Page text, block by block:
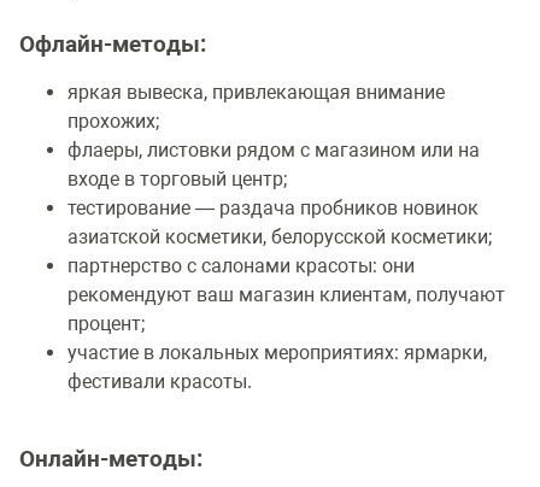
Офлайн-методы:
яркая вывеска, привлекающая внимание
прохожих;
флаеры, листовки рядом с магазином или на
входе в торговый центр;
тестирование — раздача пробников новинок
азиатской косметики, белорусской косметики;
партнерство с салонами красоты: они
рекомендуют ваш магазин клиентам, получают
процент;
участие в локальных мероприятиях: ярмарки,
фестивали красоты.
Онлайн-методы: